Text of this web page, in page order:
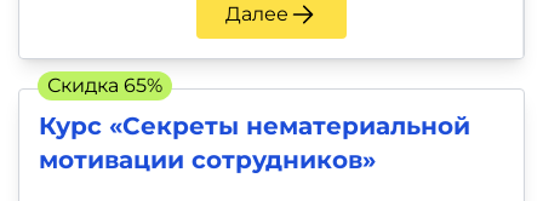
Далее
Курс «Секреты нематериальной
мотивации сотрудников»
Скидка 65%